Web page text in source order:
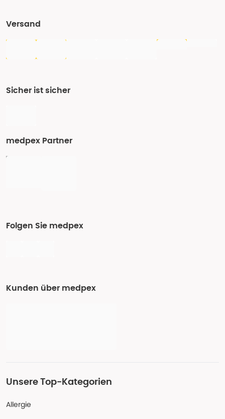
Versand
Sicher ist sicher
medpex Partner
Folgen Sie medpex
Kunden über medpex
Unsere Top-Kategorien
Allergie